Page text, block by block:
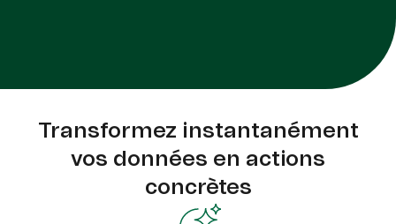
Transformez instantanément
vos données en actions
concrètes